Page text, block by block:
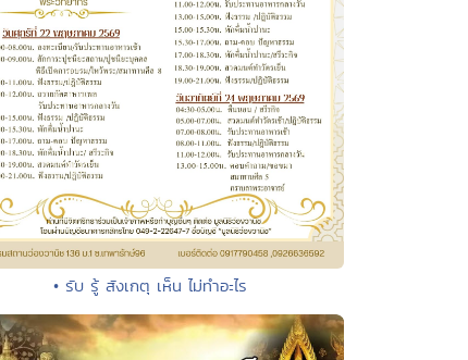
• รับ รู้ สังเกตุ เห็น ไม่ทำอะไร